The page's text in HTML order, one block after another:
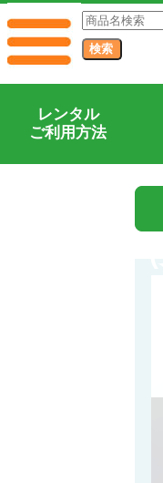
レンタル
ご利用方法